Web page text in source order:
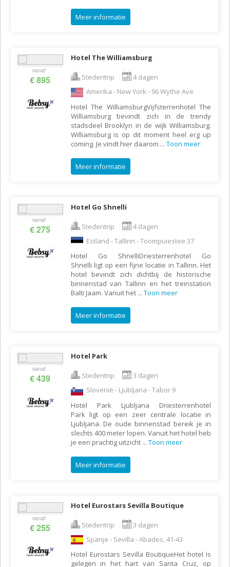
Meer informatie
vanaf
€ 895
Hotel The Williamsburg
Stedentrip
4 dagen
Amerika - New York - 96 Wythe Ave
Hotel The WilliamsburgVijfsterrenhotel The
Williamsburg bevindt zich in de trendy
stadsdeel Brooklyn in de wijk Williamsburg.
Williamsburg is op dit moment heel erg up
coming. Je vindt hier daarom ... Toon meer
Meer informatie
vanaf
€ 275
Hotel Go Shnelli
Stedentrip
4 dagen
Estland - Tallinn - Toompuiestee 37
Hotel Go ShnelliDriesterrenhotel Go
Shnelli ligt op een fijne locatie in Tallinn. Het
hotel bevindt zich dichtbij de historische
binnenstad van Tallinn en het treinstation
Balti Jaam. Vanuit het ... Toon meer
Meer informatie
vanaf
€ 439
Hotel Park
Stedentrip
3 dagen
Slovenië - Ljubljana - Tabor 9
Hotel Park Ljubljana Driesterrenhotel
Park ligt op een zeer centrale locatie in
Ljubljana. De oude binnenstad bereik je in
slechts 400 meter lopen. Vanuit het hotel heb
je een prachtig uitzicht ... Toon meer
Meer informatie
vanaf
€ 255
Hotel Eurostars Sevilla Boutique
Stedentrip
3 dagen
Spanje - Sevilla - Abades, 41-43
Hotel Eurostars Sevilla BoutiqueHet hotel is
gelegen in het hart van Santa Cruz, op